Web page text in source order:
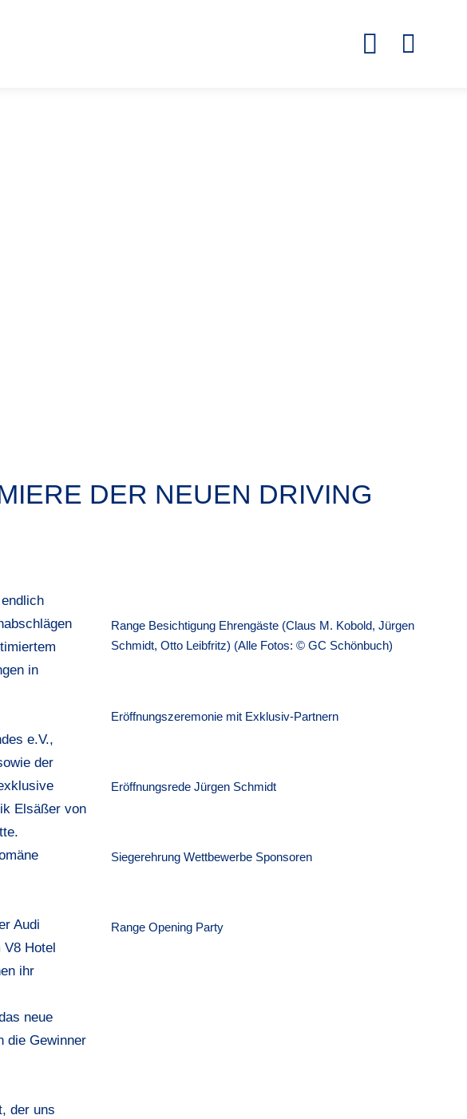
DER NEUEN DRIVING
in
e.V.,
der
Elsäßer von
Audi
V8 Hotel
ihr
neue
die Gewinner
der uns
Range Besichtigung Ehrengäste (Claus M. Kobold, Jürgen
Schmidt, Otto Leibfritz) (Alle Fotos: © GC Schönbuch)
Eröffnungszeremonie mit Exklusiv-Partnern
Eröffnungsrede Jürgen Schmidt
Siegerehrung Wettbewerbe Sponsoren
Range Opening Party